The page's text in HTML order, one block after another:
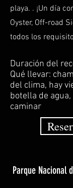
playa. . ¡Un día
Oyster, Off-road
todos los
Duración del
Qué llevar:
del clima, hay
botella de
caminar
Parque Nacional